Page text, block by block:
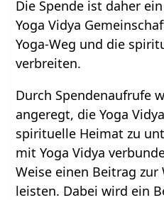
Die Spende ist daher
Yoga Vidya
Yoga-Weg und die
verbreiten.
Durch Spendenaufrufe
angeregt, die Yoga
spirituelle Heimat zu
mit Yoga Vidya
Weise einen Beitrag
leisten. Dabei wird ein